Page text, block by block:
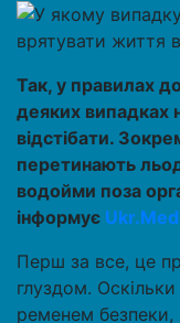
Так, у правилах
деяких випадках
відстібати.
перетинають
водойми поза
інформує
Перш за все, це
глуздом.
ременем